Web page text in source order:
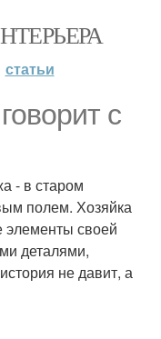
статьи
с
- в старом
полем. Хозяйка
элементы своей
деталями,
не давит, а